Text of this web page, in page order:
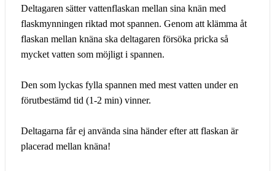
Deltagaren sätter vattenflaskan mellan sina knän med
flaskmynningen riktad mot spannen. Genom att klämma åt
flaskan mellan knäna ska deltagaren försöka pricka så
mycket vatten som möjligt i spannen.
Den som lyckas fylla spannen med mest vatten under en
förutbestämd tid (1-2 min) vinner.
Deltagarna får ej använda sina händer efter att flaskan är
placerad mellan knäna!